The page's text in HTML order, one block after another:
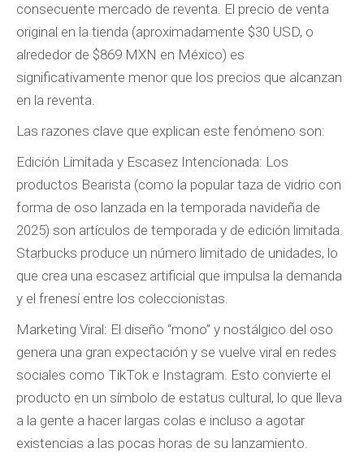
consecuente mercado de reventa. El precio de venta
original en la tienda (aproximadamente $30 USD, o
alrededor de $869 MXN en México) es
significativamente menor que los precios que alcanzan
en la reventa.
Las razones clave que explican este fenómeno son:
Edición Limitada y Escasez Intencionada: Los
productos Bearista (como la popular taza de vidrio con
forma de oso lanzada en la temporada navideña de
2025) son artículos de temporada y de edición limitada.
Starbucks produce un número limitado de unidades, lo
que crea una escasez artificial que impulsa la demanda
y el frenesí entre los coleccionistas.
Marketing Viral: El diseño “mono” y nostálgico del oso
genera una gran expectación y se vuelve viral en redes
sociales como TikTok e Instagram. Esto convierte el
producto en un símbolo de estatus cultural, lo que lleva
a la gente a hacer largas colas e incluso a agotar
existencias a las pocas horas de su lanzamiento.